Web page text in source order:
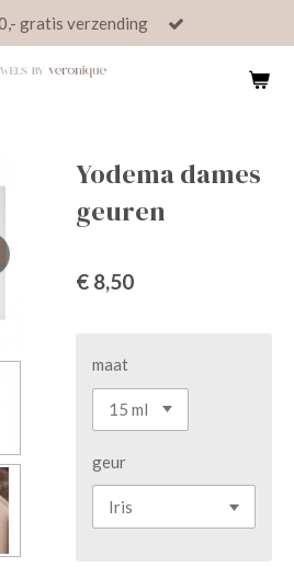
gratis verzending
Yodema dames
geuren
€ 8,50
maat
geur